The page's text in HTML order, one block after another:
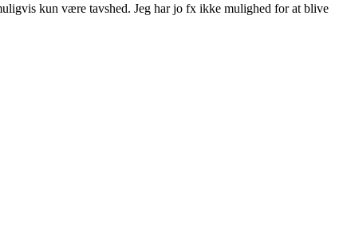
kun være tavshed. Jeg har jo fx ikke mulighed for at blive